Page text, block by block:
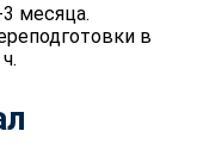
месяца.
в